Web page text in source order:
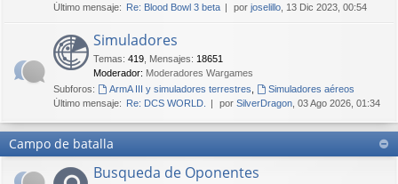
Último mensaje: Re: Blood Bowl 3 beta por joselillo , 13 Dic 2023, 00:54
Simuladores
Temas: 419 Mensajes: 18651
Moderador: Moderadores Wargames
Subforos:
ArmA III y simuladores terrestres
Simuladores aéreos
Último mensaje: Re: DCS WORLD. por SilverDragon , 03 Ago 2026, 01:34
Campo de batalla
Busqueda de Oponentes